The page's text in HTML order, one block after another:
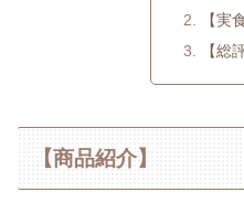
【実
【総
【商品紹介】